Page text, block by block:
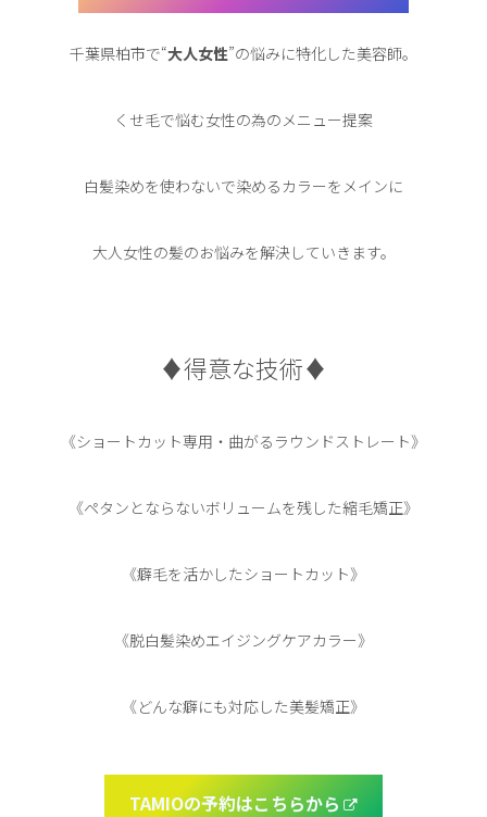
千葉県柏市で“大人女性”の悩みに特化した美容師。
くせ毛で悩む女性の為のメニュー提案
白髪染めを使わないで染めるカラーをメインに
大人女性の髪のお悩みを解決していきます。
♦︎得意な技術♦︎
《ショートカット専用・曲がるラウンドストレート》
《ペタンとならないボリュームを残した縮毛矯正》
《癖毛を活かしたショートカット》
《脱白髪染めエイジングケアカラー》
《どんな癖にも対応した美髪矯正》
TAMIOの予約はこちらから